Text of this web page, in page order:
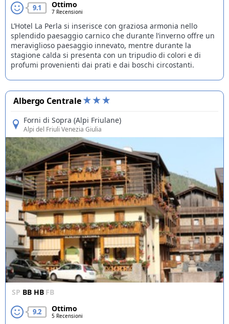
9.1 Ottimo
7 Recensioni
L’Hotel La Perla si inserisce con graziosa armonia nello
splendido paesaggio carnico che durante l’inverno offre un
meraviglioso paesaggio innevato, mentre durante la
stagione calda si presenta con un tripudio di colori e di
profumi provenienti dai prati e dai boschi circostanti.
Albergo Centrale
Forni di Sopra (Alpi Friulane)
Alpi del Friuli Venezia Giulia
SP BB HB FB
9.2 Ottimo
5 Recensioni